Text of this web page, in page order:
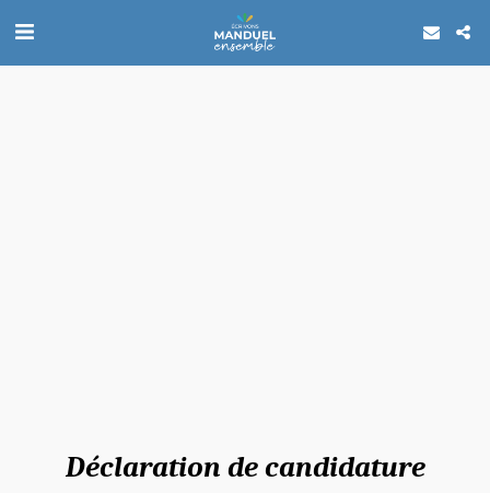
Déclaration de candidature